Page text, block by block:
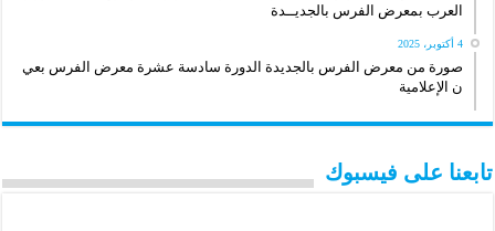
العرب بمعرض الفرس بالجديــدة
4 أكتوبر، 2025
صورة من معرض الفرس بالجديدة الدورة سادسة عشرة معرض الفرس بعي
ن الإعلامية
تابعنا على فيسبوك